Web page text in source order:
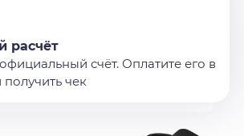
расчёт
счёт. Оплатите его в
чек